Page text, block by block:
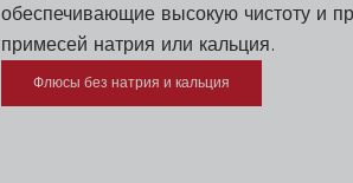
обеспечивающие высокую чистоту и
примесей натрия или кальция.
Флюсы без натрия и кальция